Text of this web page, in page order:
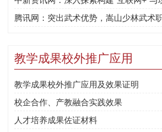
教学成果校外推广应用
教学成果校外推广应用及效果证明
校企合作、产教融合实践效果
人才培养成果佐证材料